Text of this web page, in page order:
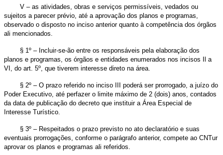
V – as atividades, obras e serviços permissíveis, vedados ou
sujeitos a parecer prévio, até a aprovação dos planos e programas,
observado o disposto no inciso anterior quanto à competência dos órgãos
ali mencionados.
§ 1º – Incluir-se-ão entre os responsáveis pela elaboração dos
planos e programas, os órgãos e entidades enumerados nos incisos Il a
VI, do art. 5º, que tiverem interesse direto na área.
§ 2º – O prazo referido no inciso III poderá ser prorrogado, a juízo do
Poder Executivo, até perfazer o limite máximo de 2 (dois) anos, contados
da data de publicação do decreto que instituir a Área Especial de
Interesse Turístico.
§ 3º – Respeitados o prazo previsto no ato declaratório e suas
eventuais prorrogações, conforme o parágrafo anterior, compete ao CNTur
aprovar os planos e programas ali referidos.